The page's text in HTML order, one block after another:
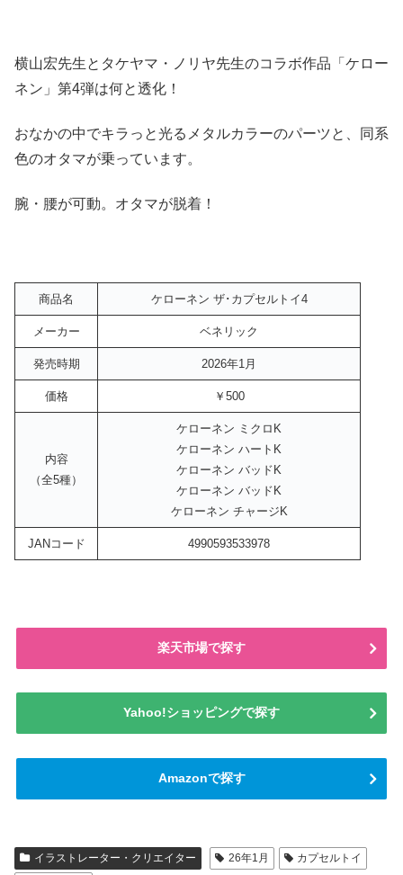
横山宏先生とタケヤマ・ノリヤ先生のコラボ作品「ケロー
ネン」第4弾は何と透化！
おなかの中でキラっと光るメタルカラーのパーツと、同系
色のオタマが乗っています。
腕・腰が可動。オタマが脱着！
商品名 ケローネン ザ･カプセルトイ4
メーカー ベネリック
発売時期 2026年1月
価格 ￥500
内容
（全5種）
ケローネン ミクロK
ケローネン ハートK
ケローネン バッドK
ケローネン バッドK
ケローネン チャージK
JANコード 4990593533978
楽天市場で探す
Yahoo!ショッピングで探す
Amazonで探す
イラストレーター・クリエイター 26年1月
カプセルトイ